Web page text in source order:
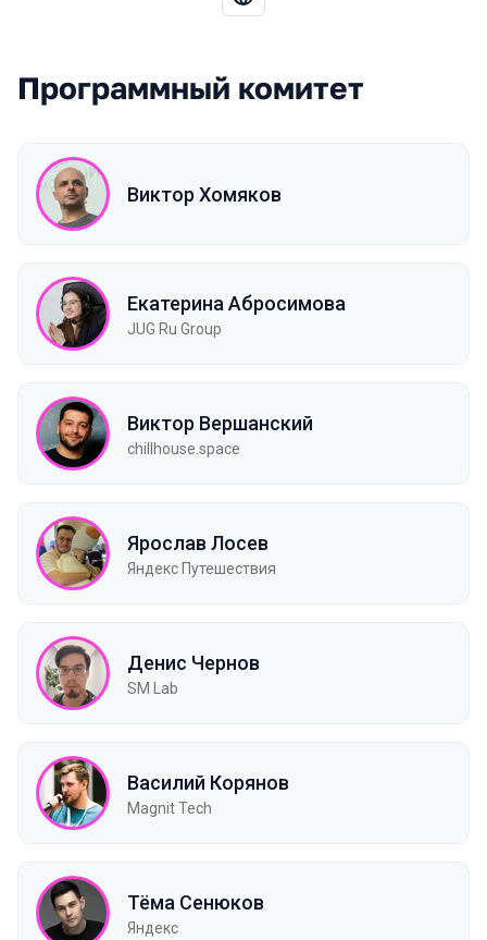
Программный комитет
Виктор Хомяков
Екатерина Абросимова
JUG Ru Group
Виктор Вершанский
chillhouse.space
Ярослав Лосев
Яндекс Путешествия
Денис Чернов
SM Lab
Василий Корянов
Magnit Tech
Тёма Сенюков
Яндекс